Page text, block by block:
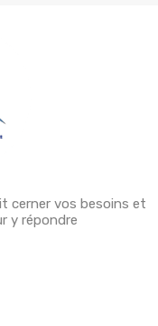
cerner vos besoins et
y répondre